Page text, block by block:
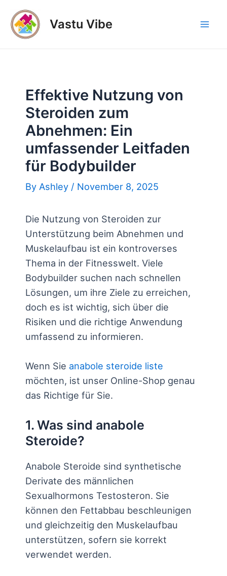
content
Vastu Vibe
Effektive Nutzung von
Steroiden zum
Abnehmen: Ein
umfassender Leitfaden
für Bodybuilder
By Ashley / November 8, 2025
Die Nutzung von Steroiden zur
Unterstützung beim Abnehmen und
Muskelaufbau ist ein kontroverses
Thema in der Fitnesswelt. Viele
Bodybuilder suchen nach schnellen
Lösungen, um ihre Ziele zu erreichen,
doch es ist wichtig, sich über die
Risiken und die richtige Anwendung
umfassend zu informieren.
Wenn Sie anabole steroide liste
möchten, ist unser Online-Shop genau
das Richtige für Sie.
1. Was sind anabole
Steroide?
Anabole Steroide sind synthetische
Derivate des männlichen
Sexualhormons Testosteron. Sie
können den Fettabbau beschleunigen
und gleichzeitig den Muskelaufbau
unterstützen, sofern sie korrekt
verwendet werden.